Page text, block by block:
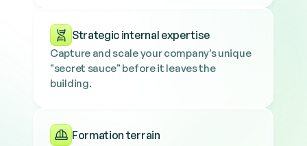
Strategic internal expertise
Capture and scale your company’s unique
"secret sauce" before it leaves the
building.
Formation terrain